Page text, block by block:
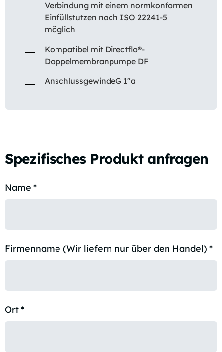
Verbindung mit einem normkonformen
Einfüllstutzen nach ISO 22241-5
möglich
Kompatibel mit Directflo®-
Doppelmembranpumpe DF
AnschlussgewindeG 1″a
Spezifisches Produkt anfragen
Name *
Firmenname (Wir liefern nur über den Handel) *
Ort*